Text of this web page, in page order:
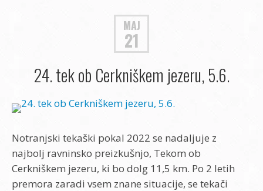
MAJ
21
24. tek ob Cerkniškem jezeru, 5.6.
Notranjski tekaški pokal 2022 se nadaljuje z
najbolj ravninsko preizkušnjo, Tekom ob
Cerkniškem jezeru, ki bo dolg 11,5 km. Po 2 letih
premora zaradi vsem znane situacije, se tekači